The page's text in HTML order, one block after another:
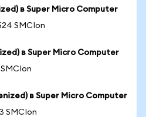
в Super Micro Computer
SMCIon
в Super Micro Computer
в Super Micro Computer
SMCIon